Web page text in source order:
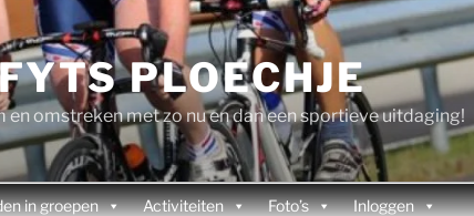
PLOECHJE
omstreken met zo nu en dan een sportieve uitdaging!
in groepen Activiteiten Foto’s Inloggen